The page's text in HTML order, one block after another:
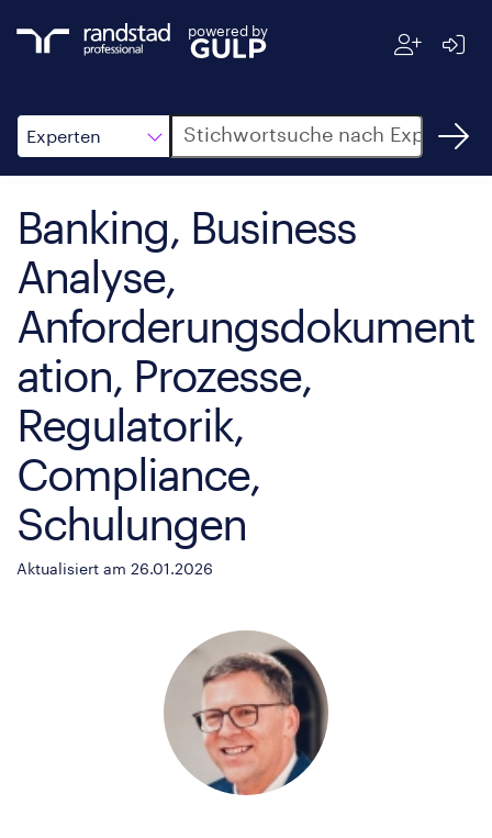
powered by
Experten
Suche
Banking, Business
Analyse,
Anforderungsdokument
ation, Prozesse,
Regulatorik,
Compliance,
Schulungen
Aktualisiert am 26.01.2026